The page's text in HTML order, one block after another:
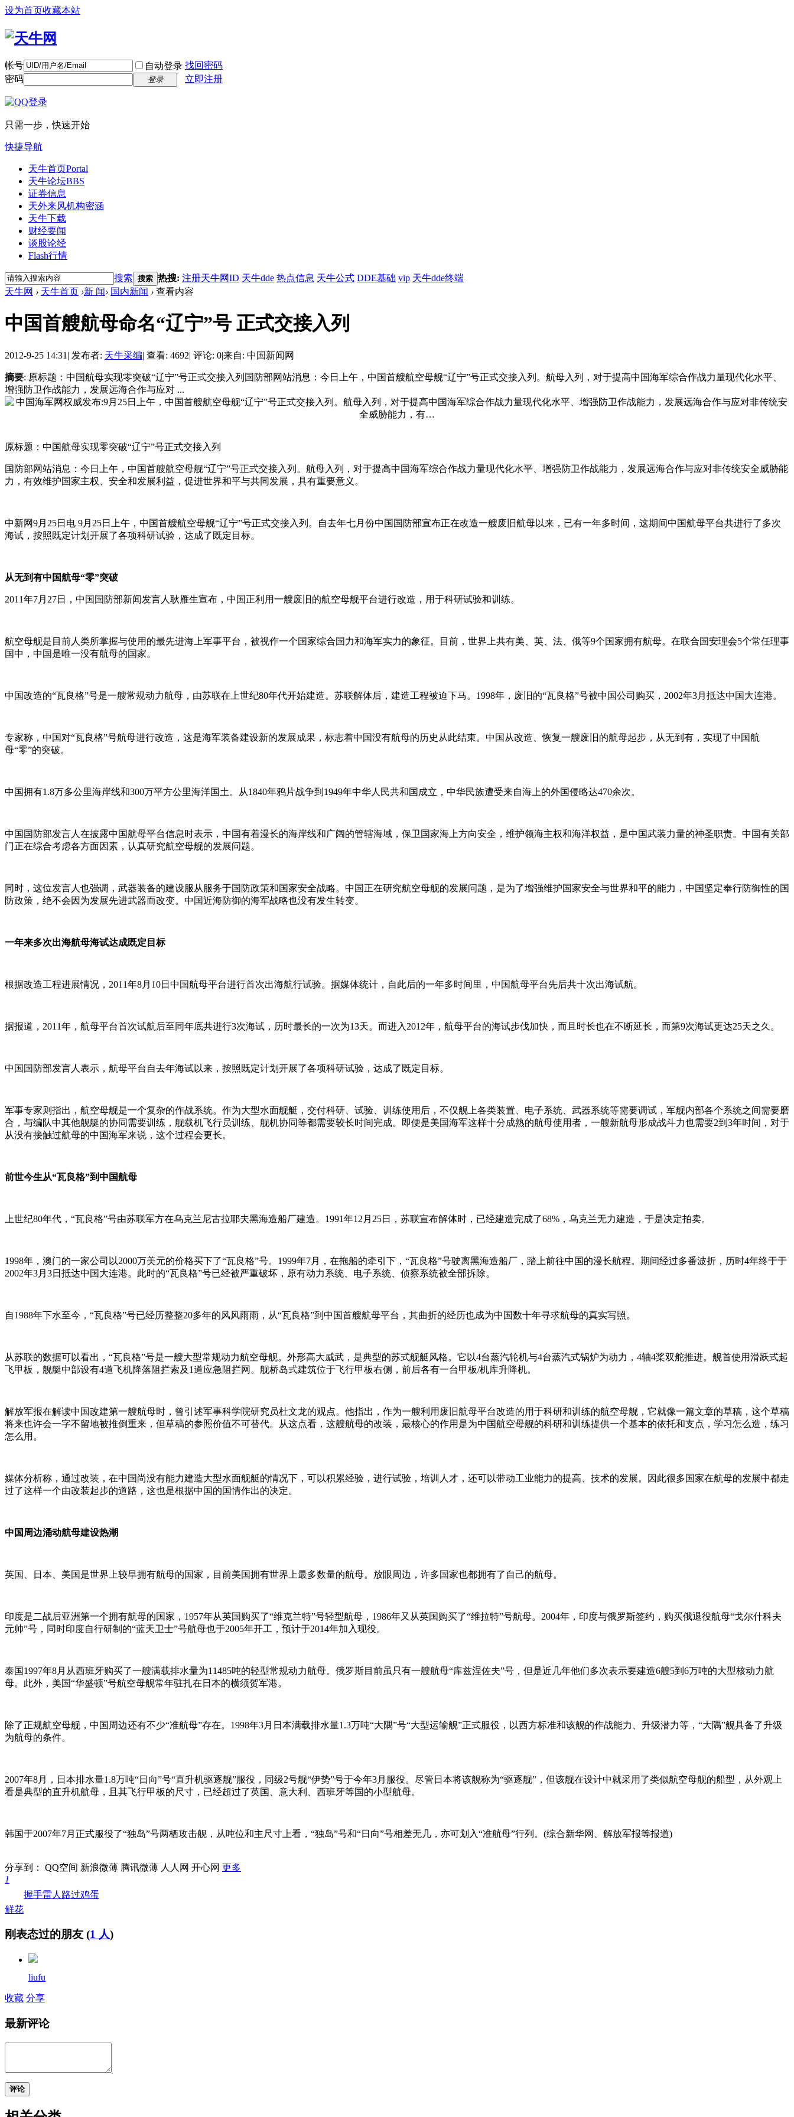
设为首页收藏本站
帐号 自动登录 找回密码
密码
登录 立即注册
只需一步，快速开始
快捷导航
天牛首页Portal
天牛论坛BBS
证券信息
天外来风机构密涵
天牛下载
财经要闻
谈股论经
Flash行情
搜索 搜索 热搜: 注册天牛网ID 天牛dde 热点信息 天牛公式 DDE基础 vip 天牛dde终端
天牛网 › 天牛首页 ›新 闻› 国内新闻 › 查看内容
中国首艘航母命名“辽宁”号 正式交接入列
2012-9-25 14:31 | 发布者: 天牛采编| 查看: 4692| 评论: 0|来自: 中国新闻网
摘要: 原标题：中国航母实现零突破“辽宁”号正式交接入列国防部网站消息：今日上午，中国首艘航空母舰“辽宁”号正式交接入列。航母入列，对于提高中国海军综合作战力量现代化水平、
增强防卫作战能力，发展远海合作与应对 ...
原标题：中国航母实现零突破“辽宁”号正式交接入列
国防部网站消息：今日上午，中国首艘航空母舰“辽宁”号正式交接入列。航母入列，对于提高中国海军综合作战力量现代化水平、增强防卫作战能力，发展远海合作与应对非传统安全威胁能
力，有效维护国家主权、安全和发展利益，促进世界和平与共同发展，具有重要意义。
中新网9月25日电 9月25日上午，中国首艘航空母舰“辽宁”号正式交接入列。自去年七月份中国国防部宣布正在改造一艘废旧航母以来，已有一年多时间，这期间中国航母平台共进行了多次
海试，按照既定计划开展了各项科研试验，达成了既定目标。
从无到有中国航母“零”突破
2011年7月27日，中国国防部新闻发言人耿雁生宣布，中国正利用一艘废旧的航空母舰平台进行改造，用于科研试验和训练。
航空母舰是目前人类所掌握与使用的最先进海上军事平台，被视作一个国家综合国力和海军实力的象征。目前，世界上共有美、英、法、俄等9个国家拥有航母。在联合国安理会5个常任理事
国中，中国是唯一没有航母的国家。
中国改造的“瓦良格”号是一艘常规动力航母，由苏联在上世纪80年代开始建造。苏联解体后，建造工程被迫下马。1998年，废旧的“瓦良格”号被中国公司购买，2002年3月抵达中国大连港。
专家称，中国对“瓦良格”号航母进行改造，这是海军装备建设新的发展成果，标志着中国没有航母的历史从此结束。中国从改造、恢复一艘废旧的航母起步，从无到有，实现了中国航
母“零”的突破。
中国拥有1.8万多公里海岸线和300万平方公里海洋国土。从1840年鸦片战争到1949年中华人民共和国成立，中华民族遭受来自海上的外国侵略达470余次。
中国国防部发言人在披露中国航母平台信息时表示，中国有着漫长的海岸线和广阔的管辖海域，保卫国家海上方向安全，维护领海主权和海洋权益，是中国武装力量的神圣职责。中国有关部
门正在综合考虑各方面因素，认真研究航空母舰的发展问题。
同时，这位发言人也强调，武器装备的建设服从服务于国防政策和国家安全战略。中国正在研究航空母舰的发展问题，是为了增强维护国家安全与世界和平的能力，中国坚定奉行防御性的国
防政策，绝不会因为发展先进武器而改变。中国近海防御的海军战略也没有发生转变。
一年来多次出海航母海试达成既定目标
根据改造工程进展情况，2011年8月10日中国航母平台进行首次出海航行试验。据媒体统计，自此后的一年多时间里，中国航母平台先后共十次出海试航。
据报道，2011年，航母平台首次试航后至同年底共进行3次海试，历时最长的一次为13天。而进入2012年，航母平台的海试步伐加快，而且时长也在不断延长，而第9次海试更达25天之久。
中国国防部发言人表示，航母平台自去年海试以来，按照既定计划开展了各项科研试验，达成了既定目标。
军事专家则指出，航空母舰是一个复杂的作战系统。作为大型水面舰艇，交付科研、试验、训练使用后，不仅舰上各类装置、电子系统、武器系统等需要调试，军舰内部各个系统之间需要磨
合，与编队中其他舰艇的协同需要训练，舰载机飞行员训练、舰机协同等都需要较长时间完成。即便是美国海军这样十分成熟的航母使用者，一艘新航母形成战斗力也需要2到3年时间，对于
从没有接触过航母的中国海军来说，这个过程会更长。
前世今生从“瓦良格”到中国航母
上世纪80年代，“瓦良格”号由苏联军方在乌克兰尼古拉耶夫黑海造船厂建造。1991年12月25日，苏联宣布解体时，已经建造完成了68%，乌克兰无力建造，于是决定拍卖。
1998年，澳门的一家公司以2000万美元的价格买下了“瓦良格”号。1999年7月，在拖船的牵引下，“瓦良格”号驶离黑海造船厂，踏上前往中国的漫长航程。期间经过多番波折，历时4年终于于
2002年3月3日抵达中国大连港。此时的“瓦良格”号已经被严重破坏，原有动力系统、电子系统、侦察系统被全部拆除。
自1988年下水至今，“瓦良格”号已经历整整20多年的风风雨雨，从“瓦良格”到中国首艘航母平台，其曲折的经历也成为中国数十年寻求航母的真实写照。
从苏联的数据可以看出，“瓦良格”号是一艘大型常规动力航空母舰。外形高大威武，是典型的苏式舰艇风格。它以4台蒸汽轮机与4台蒸汽式锅炉为动力，4轴4桨双舵推进。舰首使用滑跃式起
飞甲板，舰艇中部设有4道飞机降落阻拦索及1道应急阻拦网。舰桥岛式建筑位于飞行甲板右侧，前后各有一台甲板/机库升降机。
解放军报在解读中国改建第一艘航母时，曾引述军事科学院研究员杜文龙的观点。他指出，作为一艘利用废旧航母平台改造的用于科研和训练的航空母舰，它就像一篇文章的草稿，这个草稿
将来也许会一字不留地被推倒重来，但草稿的参照价值不可替代。从这点看，这艘航母的改装，最核心的作用是为中国航空母舰的科研和训练提供一个基本的依托和支点，学习怎么造，练习
怎么用。
媒体分析称，通过改装，在中国尚没有能力建造大型水面舰艇的情况下，可以积累经验，进行试验，培训人才，还可以带动工业能力的提高、技术的发展。因此很多国家在航母的发展中都走
过了这样一个由改装起步的道路，这也是根据中国的国情作出的决定。
中国周边涌动航母建设热潮
英国、日本、美国是世界上较早拥有航母的国家，目前美国拥有世界上最多数量的航母。放眼周边，许多国家也都拥有了自己的航母。
印度是二战后亚洲第一个拥有航母的国家，1957年从英国购买了“维克兰特”号轻型航母，1986年又从英国购买了“维拉特”号航母。2004年，印度与俄罗斯签约，购买俄退役航母“戈尔什科夫
元帅”号，同时印度自行研制的“蓝天卫士”号航母也于2005年开工，预计于2014年加入现役。
泰国1997年8月从西班牙购买了一艘满载排水量为11485吨的轻型常规动力航母。俄罗斯目前虽只有一艘航母“库兹涅佐夫”号，但是近几年他们多次表示要建造6艘5到6万吨的大型核动力航
母。此外，美国“华盛顿”号航空母舰常年驻扎在日本的横须贺军港。
除了正规航空母舰，中国周边还有不少“准航母”存在。1998年3月日本满载排水量1.3万吨“大隅”号“大型运输舰”正式服役，以西方标准和该舰的作战能力、升级潜力等，“大隅”舰具备了升级
为航母的条件。
2007年8月，日本排水量1.8万吨“日向”号“直升机驱逐舰”服役，同级2号舰“伊势”号于今年3月服役。尽管日本将该舰称为“驱逐舰”，但该舰在设计中就采用了类似航空母舰的船型，从外观上
看是典型的直升机航母，且其飞行甲板的尺寸，已经超过了英国、意大利、西班牙等国的小型航母。
韩国于2007年7月正式服役了“独岛”号两栖攻击舰，从吨位和主尺寸上看，“独岛”号和“日向”号相差无几，亦可划入“准航母”行列。(综合新华网、解放军报等报道)
分享到： QQ空间 新浪微薄 腾讯微薄 人人网 开心网 更多
1
鲜花
握手雷人 路过鸡蛋
刚表态过的朋友 (1 人)
liufu
收藏 分享
最新评论
评论